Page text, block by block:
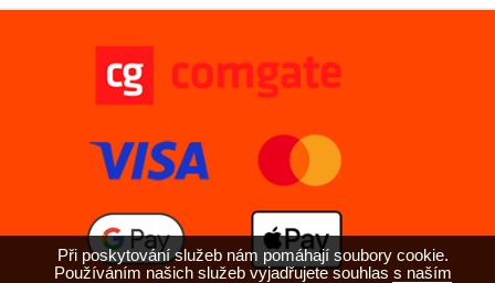
Při poskytování služeb nám pomáhají soubory cookie.
Používáním našich služeb vyjadřujete souhlas s naším